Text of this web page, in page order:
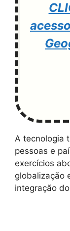
A tecnologia
pessoas e
exercícios
globalização
integração